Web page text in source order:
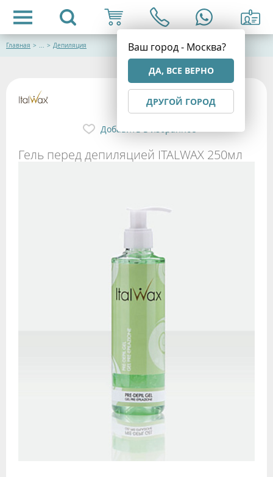
Ваш город - Москва?
ДА, ВСЕ ВЕРНО
ДРУГОЙ ГОРОД
Главная > ... > Депиляция
Гель перед депиляцией ITALWAX 250мл
Добавить в избранное